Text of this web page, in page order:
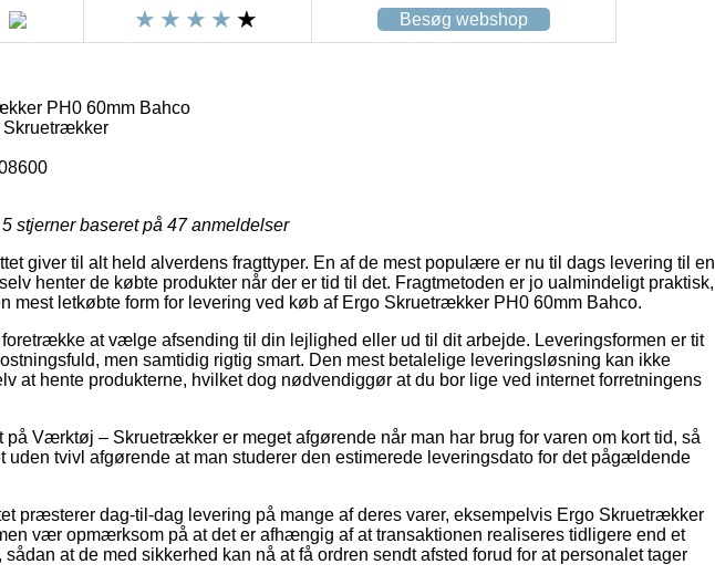
Besøg webshop
PH0 60mm Bahco
stjerner baseret på 47anmeldelser
giver til alt held alverdens fragttyper. En af de mest populære er nu til dags levering til en
henter de købte produkter når der er tid til det. Fragtmetoden er jo ualmindeligt praktisk,
mest letkøbte form for levering ved køb af Ergo Skruetrækker PH0 60mm Bahco.
at vælge afsending til din lejlighed eller ud til dit arbejde. Leveringsformen er tit
men samtidig rigtig smart. Den mest betalelige leveringsløsning kan ikke
at hente produkterne, hvilket dog nødvendiggør at du bor lige ved internet forretningens
på Værktøj – Skruetrækker er meget afgørende når man har brug for varen om kort tid, så
uden tvivl afgørende at man studerer den estimerede leveringsdato for det pågældende
præsterer dag-til-dag levering på mange af deres varer, eksempelvis Ergo Skruetrækker
vær opmærksom på at det er afhængig af at transaktionen realiseres tidligere end et
at de med sikkerhed kan nå at få ordren sendt afsted forud for at personalet tager